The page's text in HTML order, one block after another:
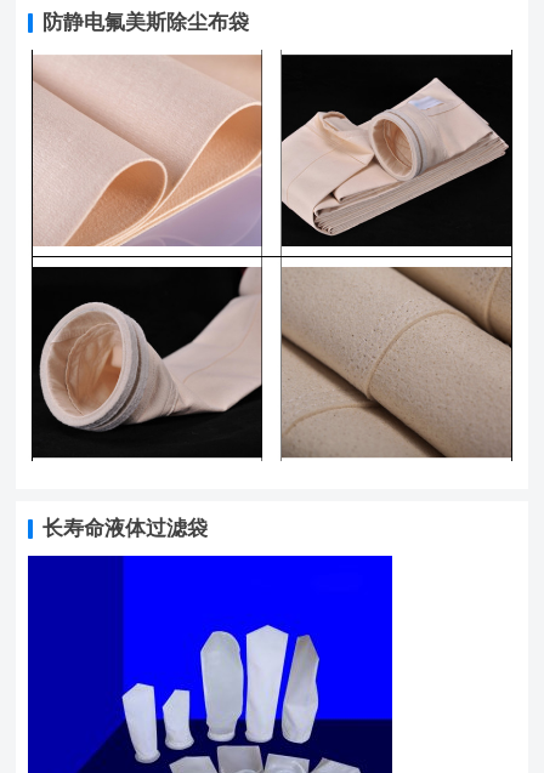
防静电氟美斯除尘布袋
长寿命液体过滤袋